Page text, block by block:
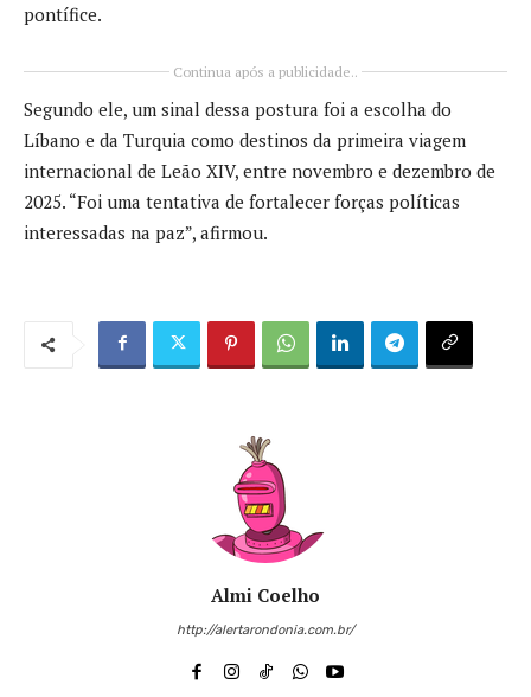
pontífice.
Continua após a publicidade..
Segundo ele, um sinal dessa postura foi a escolha do
Líbano e da Turquia como destinos da primeira viagem
internacional de Leão XIV, entre novembro e dezembro de
2025. “Foi uma tentativa de fortalecer forças políticas
interessadas na paz”, afirmou.
Almi Coelho
http://alertarondonia.com.br/